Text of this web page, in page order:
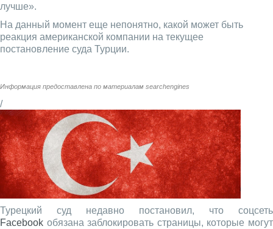
лучше».
На данный момент еще непонятно, какой может быть
реакция американской компании на текущее
постановление суда Турции.
Информация предоставлена по материалам searchengines
/
Турецкий суд недавно постановил, что соцсеть
Facebook обязана заблокировать страницы, которые могут